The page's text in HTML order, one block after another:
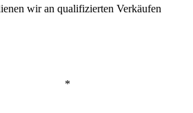
wir an qualifizierten Verkäufen
*